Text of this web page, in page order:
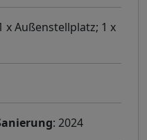
x Außenstellplatz; 1 x
: 2024